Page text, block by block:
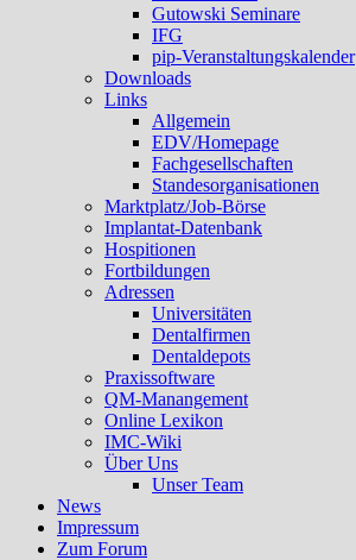
Gutowski Seminare
IFG
pip-Veranstaltungskalender
Downloads
Links
Allgemein
EDV/Homepage
Fachgesellschaften
Standesorganisationen
Marktplatz/Job-Börse
Implantat-Datenbank
Hospitionen
Fortbildungen
Adressen
Universitäten
Dentalfirmen
Dentaldepots
Praxissoftware
QM-Manangement
Online Lexikon
IMC-Wiki
Über Uns
Unser Team
News
Impressum
Zum Forum